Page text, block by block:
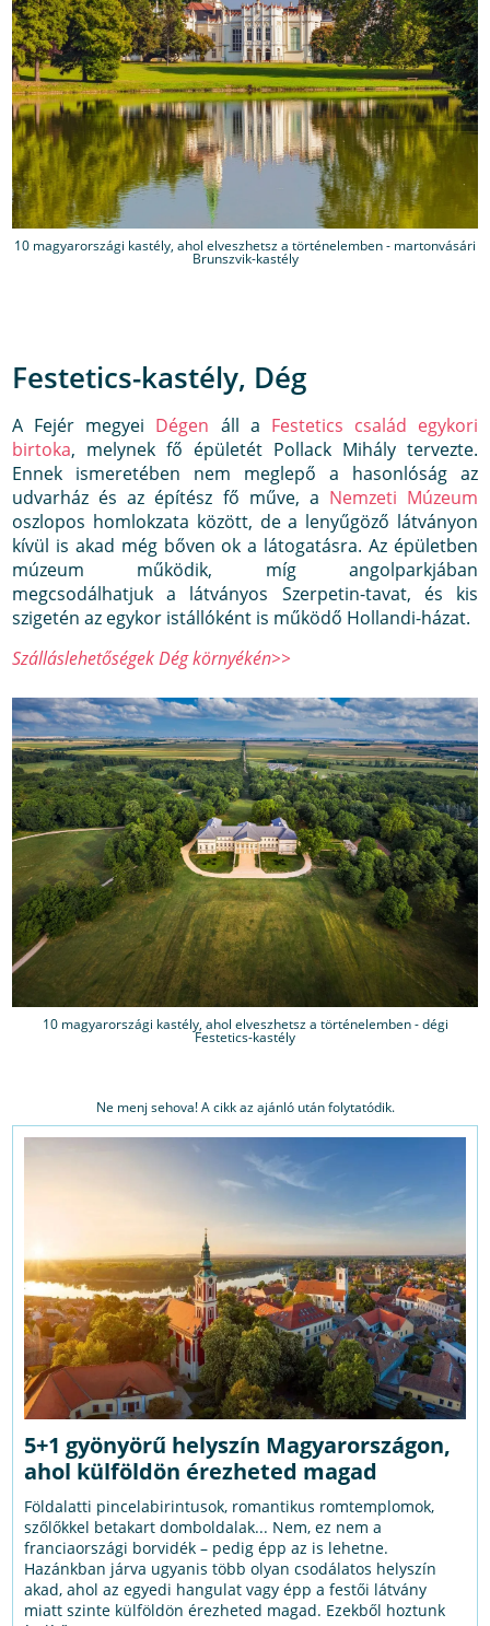
10 magyarországi kastély, ahol elveszhetsz a történelemben - martonvásári
Brunszvik-kastély
Festetics-kastély, Dég
A Fejér megyei Dégen áll a Festetics család egykori
birtoka, melynek fő épületét Pollack Mihály tervezte.
Ennek ismeretében nem meglepő a hasonlóság az
udvarház és az építész fő műve, a Nemzeti Múzeum
oszlopos homlokzata között, de a lenyűgöző látványon
kívül is akad még bőven ok a látogatásra. Az épületben
múzeum működik, míg angolparkjában
megcsodálhatjuk a látványos Szerpetin-tavat, és kis
szigetén az egykor istállóként is működő Hollandi-házat.
Szálláslehetőségek Dég környékén>>
10 magyarországi kastély, ahol elveszhetsz a történelemben - dégi
Festetics-kastély
Ne menj sehova! A cikk az ajánló után folytatódik.
5+1 gyönyörű helyszín Magyarországon,
ahol külföldön érezheted magad
Földalatti pincelabirintusok, romantikus romtemplomok,
szőlőkkel betakart domboldalak... Nem, ez nem a
franciaországi borvidék – pedig épp az is lehetne.
Hazánkban járva ugyanis több olyan csodálatos helyszín
akad, ahol az egyedi hangulat vagy épp a festői látvány
miatt szinte külföldön érezheted magad. Ezekből hoztunk